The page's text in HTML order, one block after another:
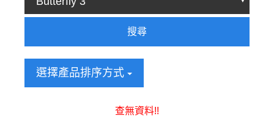
搜尋
選擇產品排序方式
查無資料!!